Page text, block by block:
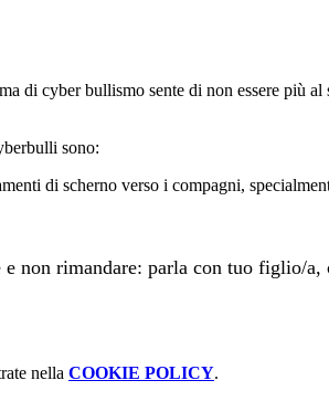
di cyber bullismo sente di non essere più al
sono:
di scherno verso i compagni,
non rimandare: parla con tuo figlio/a,
nella COOKIE POLICY.